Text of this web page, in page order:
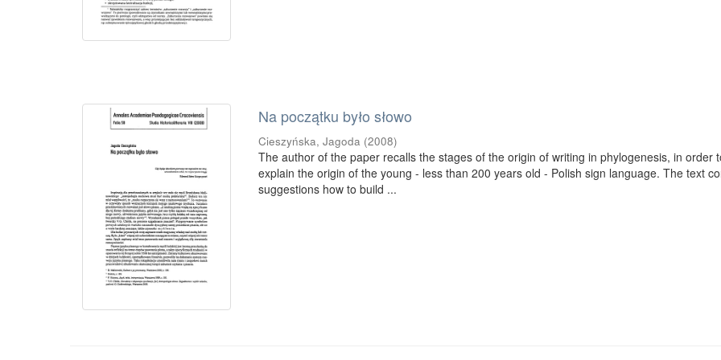
Na początku było słowo
Cieszyńska, Jagoda (2008)
The author of the paper recalls the stages of the origin of writing in phylogenesis, in order
explain the origin of the young - less than 200 years old - Polish sign language. The text
suggestions how to build ...